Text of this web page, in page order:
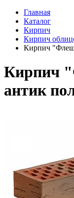
Главная
Каталог
Кирпич
Кирпич
Кирпич
Кирпич
антик